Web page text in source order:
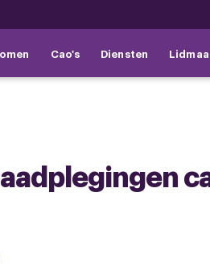
Cao's Diensten